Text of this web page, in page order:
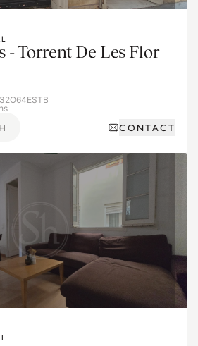
- Torrent De Les Flor
CONTACT